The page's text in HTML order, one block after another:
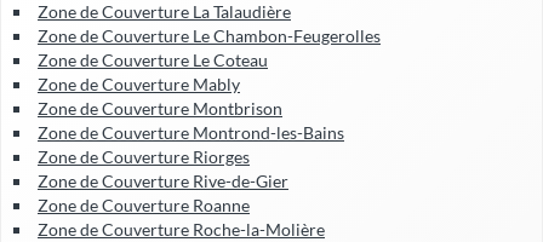
Zone de Couverture La Talaudière
Zone de Couverture Le Chambon-Feugerolles
Zone de Couverture Le Coteau
Zone de Couverture Mably
Zone de Couverture Montbrison
Zone de Couverture Montrond-les-Bains
Zone de Couverture Riorges
Zone de Couverture Rive-de-Gier
Zone de Couverture Roanne
Zone de Couverture Roche-la-Molière